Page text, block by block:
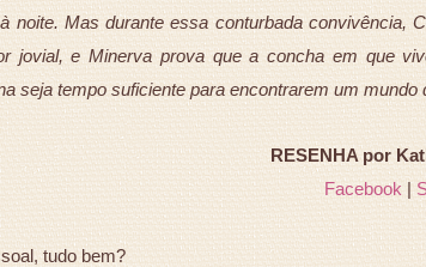
noite. Mas durante essa conturbada convivência,
jovial, e Minerva prova que a concha em que
seja tempo suficiente para encontrarem um
RESENHA por
Facebook |
tudo bem?